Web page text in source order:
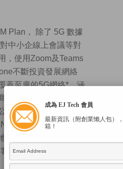
Plan， 除了 5G 數據
對中小企線上會議等對
，使用Zoom及Teams
不斷投資發展網絡
蓋至廣的5G網絡*，涵
業區、大型商場、郊
路及隧道等地方，港
，讓中小企老闆
面地底都能享用至佳
戶攜號轉台更加免
成為 EJ Tech 會員
最新資訊（附創業懶人包）
箱！